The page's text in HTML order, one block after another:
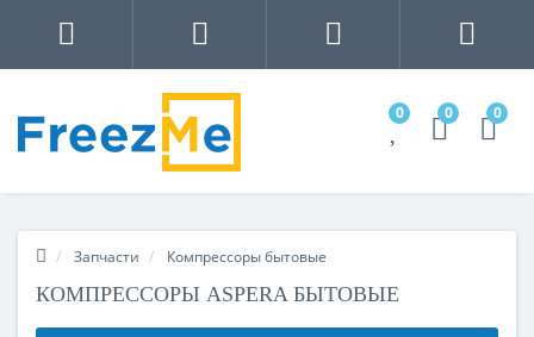
0 0 0
Запчасти Компрессоры бытовые
КОМПРЕССОРЫ ASPERA БЫТОВЫЕ